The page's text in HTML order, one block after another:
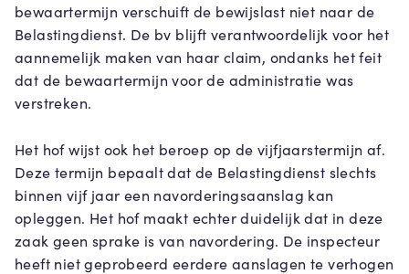
bewaartermijn verschuift de bewijslast niet naar de
Belastingdienst. De bv blijft verantwoordelijk voor het
aannemelijk maken van haar claim, ondanks het feit
dat de bewaartermijn voor de administratie was
verstreken.
Het hof wijst ook het beroep op de vijfjaarstermijn af.
Deze termijn bepaalt dat de Belastingdienst slechts
binnen vijf jaar een navorderingsaanslag kan
opleggen. Het hof maakt echter duidelijk dat in deze
zaak geen sprake is van navordering. De inspecteur
heeft niet geprobeerd eerdere aanslagen te verhogen